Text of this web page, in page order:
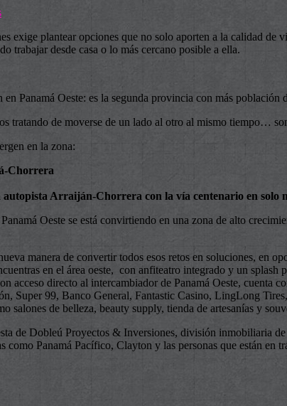
exige plantear opciones que no solo aporten a la calidad
trabajar desde casa o lo más cercano posible a ella.
Panamá Oeste: es la segunda provincia con más población
tratando de moverse de un lado al otro al mismo tiempo…
en la zona:
Chorrera
Arraiján-Chorrera con la vía centenario en solo
Oeste se está convirtiendo en una zona de alto
manera de convertir todos esos retos en soluciones, en
en el área oeste, con anfiteatro integrado y un
acceso directo al intercambiador de Panamá Oeste, cuenta
Super 99, Banco General, Fantastic Casino, LingLong
salones de belleza, beauty supply, tienda de artesanías y
de Dobleú Proyectos & Inversiones, división inmobiliaria
como Panamá Pacífico, Clayton y las personas que están